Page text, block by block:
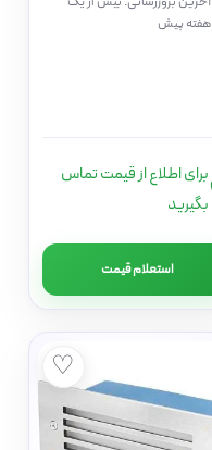
هفته پیش
برای اطلاع از قیمت تماس
بگیرید
استعلام قیمت
♡